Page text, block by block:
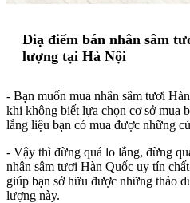
Điạ điểm bán nhân sâm
lượng tại Hà Nội
- Bạn muốn mua nhân sâm tươi
khi không biết lựa chọn cơ sở mua
lắng liệu bạn có mua được những
- Vậy thì đừng quá lo lắng, đừng
nhân sâm tươi Hàn Quốc uy tín
giúp bạn sở hữu được những thảo
lượng này.